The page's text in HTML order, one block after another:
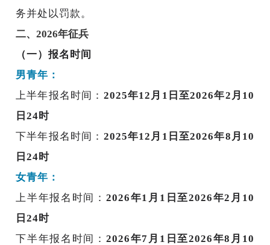
务并处以罚款。
二、2026年征兵
（一）报名时间
男青年：
上半年报名时间： 2025年12月1日至2026年2月10
日24时
下半年报名时间： 2025年12月1日至2026年8月10
日24时
女青年：
上半年报名时间： 2026年1月1日至2026年2月10
日24时
下半年报名时间： 2026年7月1日至2026年8月10